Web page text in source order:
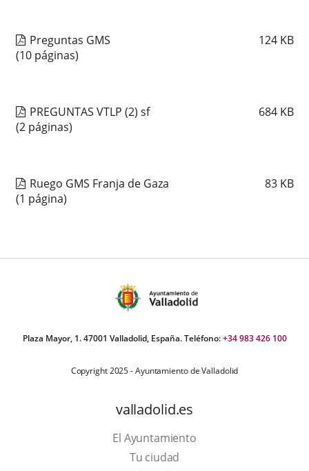
Preguntas GMS 124 KB
(10 páginas)
PREGUNTAS VTLP (2) sf 684 KB
(2 páginas)
Ruego GMS Franja de Gaza 83 KB
(1 página)
Plaza Mayor, 1. 47001 Valladolid, España. Teléfono:+34 983 426 100
Copyright 2025 - Ayuntamiento de Valladolid
valladolid.es
El Ayuntamiento
Tu ciudad